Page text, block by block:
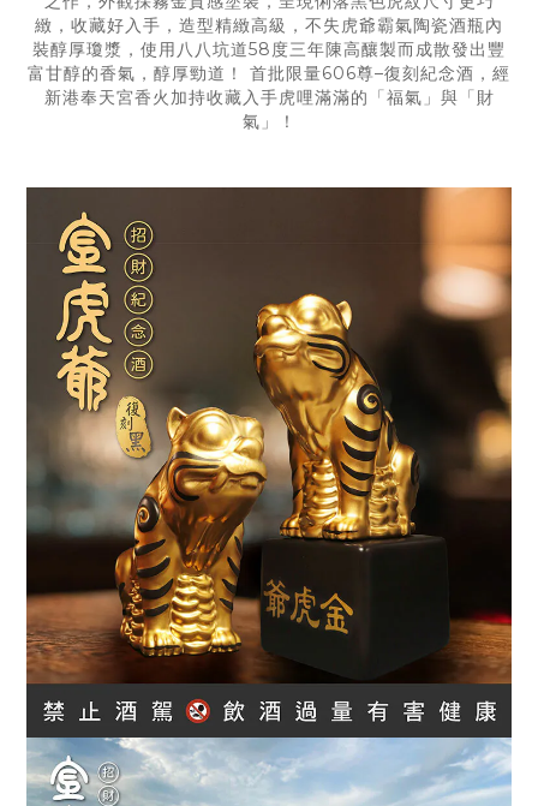
緻，收藏好入手，造型精緻高級，不失虎爺霸氣陶瓷酒瓶內
裝醇厚瓊漿，使用八八坑道58度三年陳高釀製而成散發出豐
富甘醇的香氣，醇厚勁道！ 首批限量606尊–復刻紀念酒，經
新港奉天宮香火加持收藏入手虎哩滿滿的「福氣」與「財
氣」！